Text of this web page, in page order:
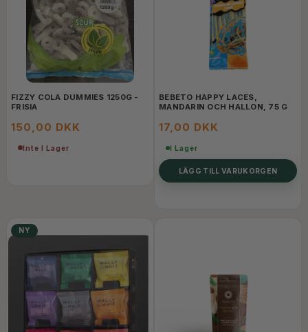
FIZZY COLA DUMMIES 1250G -
FRISIA
150,00 DKK
Inte I Lager
BEBETO HAPPY LACES,
MANDARIN OCH HALLON, 75 G
17,00 DKK
I Lager
LÄGG TILL VARUKORGEN
NY